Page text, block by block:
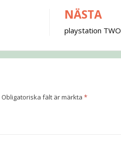
NÄSTA
playstation TWO
Obligatoriska fält är märkta *